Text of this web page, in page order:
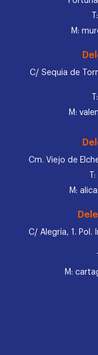
M:
C/ Sequia de
M:
Cm. Viejo de
M:
C/ Alegría, 1. Pol.
M: